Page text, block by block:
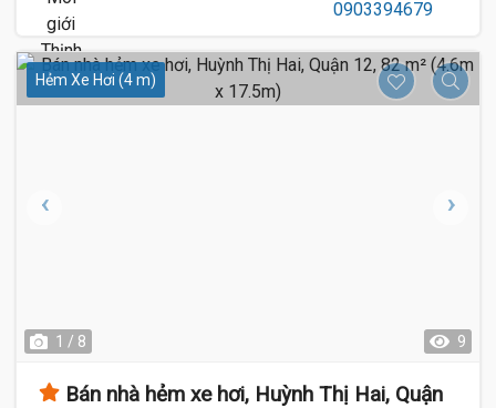
Hẻm Xe Hơi (4 m)
1 / 8 9
Bán nhà hẻm xe hơi, Huỳnh Thị Hai, Quận